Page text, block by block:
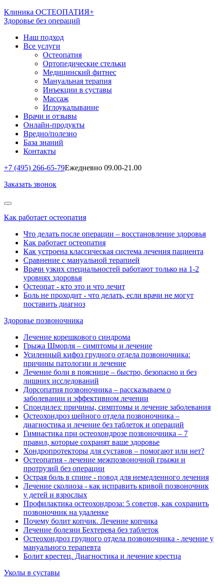
Клиника ОСТЕОПАТИЯ+
Здоровье без операций
Наш подход
Все услуги
Остеопатия
Ортопедические стельки
Медицинский фитнес
Мануальная терапия
Инъекции в суставы
Массаж
Иглоукалывание
Врачи и отзывы
Онлайн-продукты
Вредно/полезно
База знаний
Контакты
+7 (495) 266-65-79Ежедневно 09.00-21.00
Заказать звонок
Как работает остеопатия
Что делать после операции ‒ восстановление здоровья
Как работает остеопатия
Как устроена классическая система лечения пациента
Сравнение с мануальной терапией
Врачи узких специальностей работают только на 1-2
уровнях здоровья
Остеопат - кто это и что лечит
Боль не проходит - что делать, если врачи не могут
поставить диагноз
Здоровье позвоночника
Лечение корешкового синдрома
Грыжа Шморля ‒ симптомы и лечение
Усиленный кифоз грудного отдела позвоночника:
причины патологии и лечение
Лечение боли в пояснице ‒ быстро, безопасно и без
лишних исследований
Дорсопатия позвоночника ‒ рассказываем о
заболевании и эффективном лечении
Спондилез: причины, симптомы и лечение заболевания
Остеохондроз шейного отдела позвоночника ‒
диагностика и лечение без таблеток и операций
Гимнастика при остеохондрозе позвоночника ‒ 7
правил, которые сохранят ваше здоровье
Хондропротекторы для суставов ‒ помогают или нет?
Остеопатия - лечение межпозвоночной грыжи и
протрузий без операции
Острая боль в спине - повод для немедленного лечения
Лечение сколиоза - как исправить кривой позвоночник
у детей и взрослых
Профилактика остеохондроза: 5 советов, как сохранить
позвоночник на удаленке
Почему болит копчик. Лечение копчика
Лечение болезни Бехтерева без таблеток
Остеохондроз грудного отдела позвоночника - лечение у
мануального терапевта
Болит крестец. Диагностика и лечение крестца
Уколы в суставы